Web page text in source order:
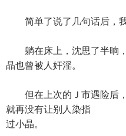
简单了说了几句话后，我
躺在床上，沈思了半晌，
晶也曾被人奸淫。
但在上次的Ｊ市遇险后，
就再没有让别人染指
过小晶。